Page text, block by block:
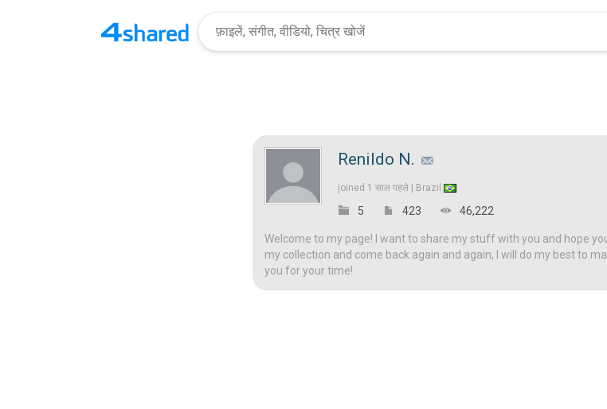
Renildo N.
joined 1 साल पहले | Brazil
5 423 46,222
Welcome to my page! I want to share my stuff with you and hope
my collection and come back again and again, I will do my best to
you for your time!